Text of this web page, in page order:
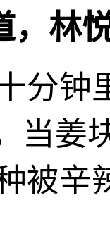
，林
分钟
当姜
被辛